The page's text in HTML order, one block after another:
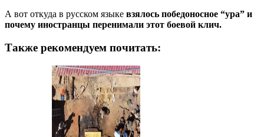
А вот откуда в русском языке взялось победоносное “ура” и
почему иностранцы перенимали этот боевой клич.
Также рекомендуем почитать: